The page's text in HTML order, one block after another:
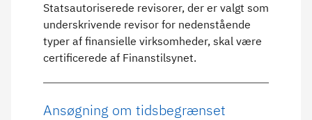
Statsautoriserede revisorer, der er valgt som
underskrivende revisor for nedenstående
typer af finansielle virksomheder, skal være
certificerede af Finanstilsynet.
Ansøgning om tidsbegrænset